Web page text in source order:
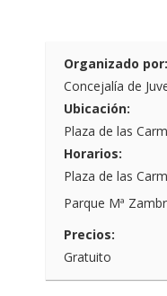
Organizado por:
Concejalía de
Ubicación:
Plaza de las
Horarios:
Plaza de las
Parque Mª
Precios:
Gratuito